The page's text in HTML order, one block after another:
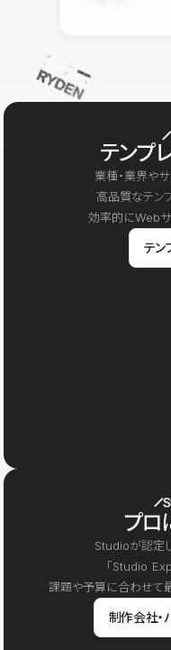
テンプ
業種・業界や
高品質なテン
効率的にWebサ
テン
プロ
Studioが認定
「Studio
課題や予算に合わせて
制作会社・